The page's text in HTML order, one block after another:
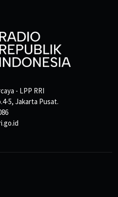
- LPP RRI
5, Jakarta Pusat.